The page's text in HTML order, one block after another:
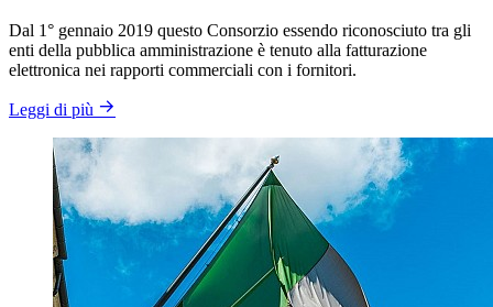
Dal 1° gennaio 2019 questo Consorzio essendo riconosciuto tra gli
enti della pubblica amministrazione è tenuto alla fatturazione
elettronica nei rapporti commerciali con i fornitori.
Leggi di più